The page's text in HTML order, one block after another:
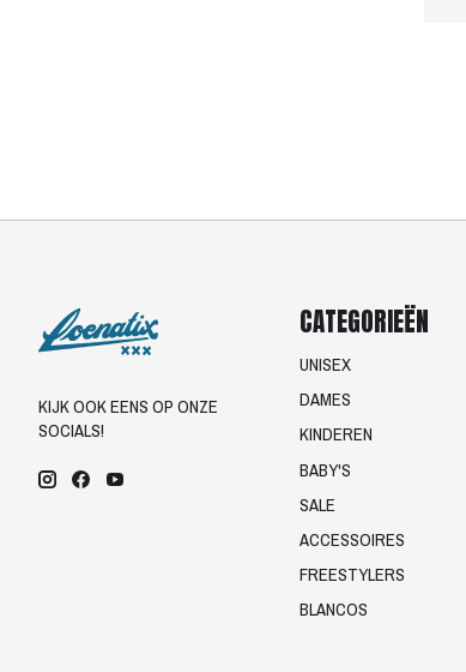
KIJK OOK EENS OP ONZE
SOCIALS!
CATEGORIEËN
UNISEX
DAMES
KINDEREN
BABY'S
SALE
ACCESSOIRES
FREESTYLERS
BLANCOS